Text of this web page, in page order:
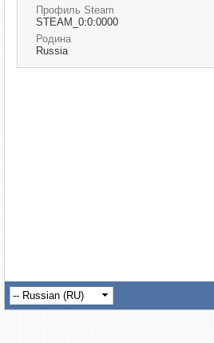
Профиль Steam
STEAM_0:0:0000
Родина
Russia